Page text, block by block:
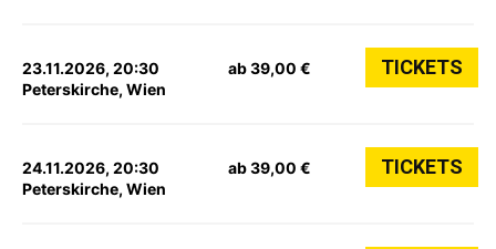
23.11.2026, 20:30
Peterskirche, Wien
ab 39,00 € TICKETS
24.11.2026, 20:30
Peterskirche, Wien
ab 39,00 € TICKETS